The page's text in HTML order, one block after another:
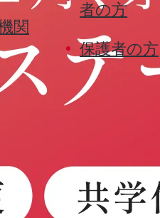
関
者の方
保護者の方